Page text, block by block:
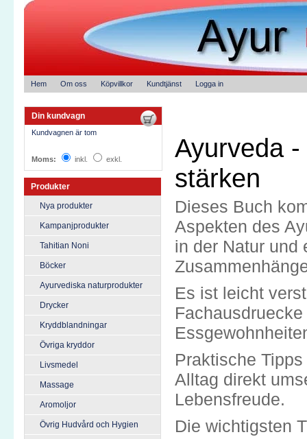
Hem Om oss Köpvillkor Kundtjänst Logga in
Din kundvagn
Kundvagnen är tom
Moms: inkl. exkl.
Produkter
Nya produkter
Kampanjprodukter
Tahitian Noni
Böcker
Ayurvediska naturprodukter
Drycker
Kryddblandningar
Övriga kryddor
Livsmedel
Massage
Aromoljor
Övrig Hudvård och Hygien
Ayurveda
stärken
Dieses Buch
Aspekten des
in der Natur und
Es ist leicht
Praktische
Alltag direkt
Lebensfreude.
Die wichtigsten